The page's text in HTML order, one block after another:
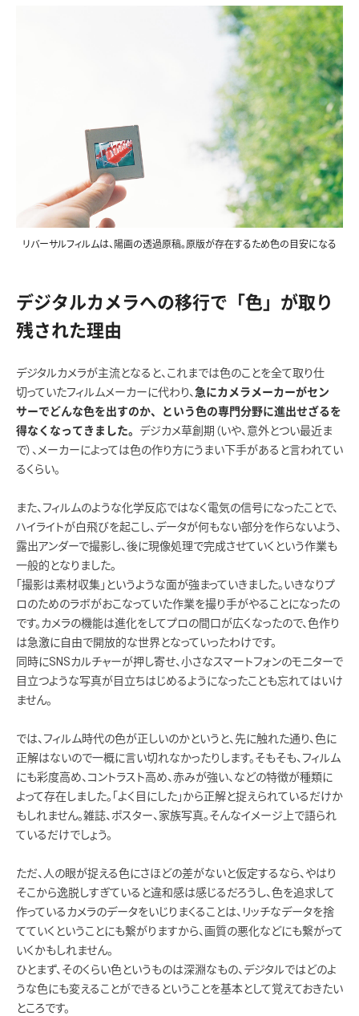
リバーサルフィルムは、陽画の透過原稿。原版が存在するため色の目安になる
デジタルカメラへの移行で「色」が取り
残された理由
デジタルカメラが主流となると、これまでは色のことを全て取り仕
切っていたフィルムメーカーに代わり、 急にカメラメーカーがセン
サーでどんな色を出すのか、という色の専門分野に進出せざるを
得なくなってきました。 デジカメ草創期（いや、意外とつい最近ま
で）、メーカーによっては色の作り方にうまい下手があると言われてい
るくらい。
また、フィルムのような化学反応ではなく電気の信号になったことで、
ハイライトが白飛びを起こし、データが何もない部分を作らないよう、
露出アンダーで撮影し、後に現像処理で完成させていくという作業も
一般的となりました。
「撮影は素材収集」というような面が強まっていきました。いきなりプ
ロのためのラボがおこなっていた作業を撮り手がやることになったの
です。カメラの機能は進化をしてプロの間口が広くなったので、色作り
は急激に自由で開放的な世界となっていったわけです。
同時にSNSカルチャーが押し寄せ、小さなスマートフォンのモニターで
目立つような写真が目立ちはじめるようになったことも忘れてはいけ
ません。
では、フィルム時代の色が正しいのかというと、先に触れた通り、色に
正解はないので一概に言い切れなかったりします。そもそも、フィルム
にも彩度高め、コントラスト高め、赤みが強い、などの特徴が種類に
よって存在しました。「よく目にした」から正解と捉えられているだけか
もしれません。雑誌、ポスター、家族写真。そんなイメージ上で語られ
ているだけでしょう。
ただ、人の眼が捉える色にさほどの差がないと仮定するなら、やはり
そこから逸脱しすぎていると違和感は感じるだろうし、色を追求して
作っているカメラのデータをいじりまくることは、リッチなデータを捨
てていくということにも繋がりますから、画質の悪化などにも繋がって
いくかもしれません。
ひとまず、そのくらい色というものは深淵なもの、デジタルではどのよ
うな色にも変えることができるということを基本として覚えておきたい
ところです。